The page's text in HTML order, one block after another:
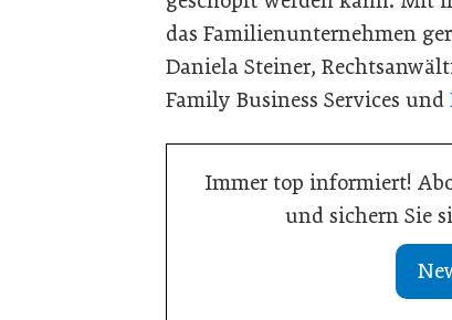
das Familienunternehmen
Daniela Steiner,
Family Business Services und
Immer top informiert!
und sichern Sie